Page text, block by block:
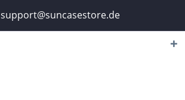
support@suncasestore.de